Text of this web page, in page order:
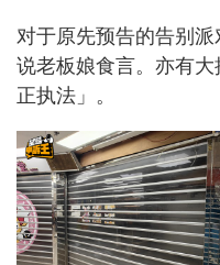
对于原先预告的告别
说老板娘食言。亦有
正执法」。